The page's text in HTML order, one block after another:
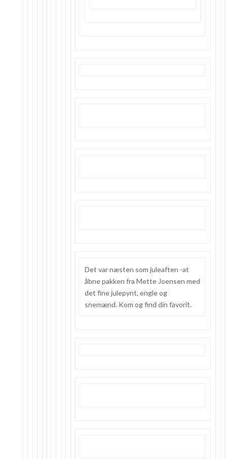
Det var næsten som juleaften -at
åbne pakken fra Mette Joensen med
det fine julepynt, engle og
snemænd. Kom og find din favorit.